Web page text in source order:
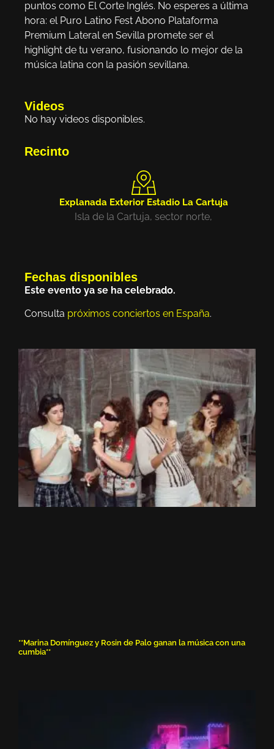
puntos como El Corte Inglés. No esperes a última
hora: el Puro Latino Fest Abono Plataforma
Premium Lateral en Sevilla promete ser el
highlight de tu verano, fusionando lo mejor de la
música latina con la pasión sevillana.
Videos
No hay videos disponibles.
Recinto
Explanada Exterior Estadio La Cartuja
Isla de la Cartuja, sector norte,
Fechas disponibles
Este evento ya se ha celebrado.
Consulta próximos conciertos en España.
**Marina Domínguez y Rosin de Palo ganan la música con una
cumbia**